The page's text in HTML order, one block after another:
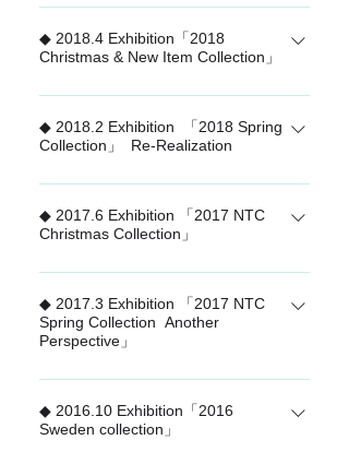
ふれるクリスマスを。
2019 Christmas Collection
◆ 2018.4 Exhibition「2018
Christmas & New Item Collection」
2018 Christmas & New Item Collection
◆ 2018.2 Exhibition 「2018 Spring
Collection」 Re-Realization
Spring Collection 2018 Re-Realization
◆ 2017.6 Exhibition 「2017 NTC
Christmas Collection」
「2017 NTC Christmas Collection」
◆ 2017.3 Exhibition 「2017 NTC
Spring Collection Another
Perspective」
2017 NTC Spring Collection Another
Perspective
◆ 2016.10 Exhibition「2016
Sweden collection」